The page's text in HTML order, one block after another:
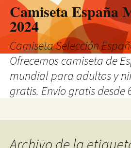
Camiseta España
2024
Camiseta Selección
Ofrecemos camiseta de
mundial para adultos y
gratis. Envío gratis desde
Archivo de la